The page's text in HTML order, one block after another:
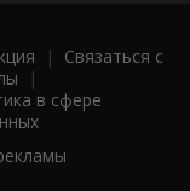
| Связаться с
|
в сфере